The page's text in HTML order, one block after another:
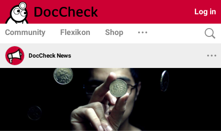
Log in
Community Flexikon Shop
DocCheck News